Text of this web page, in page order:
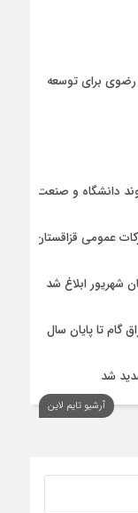
برای توسعه
دانشگاه و صنعت
عمومی قزاقستان
شهریور ابلاغ شد
گام تا پایان سال
شد
آرشیو تایم لاین